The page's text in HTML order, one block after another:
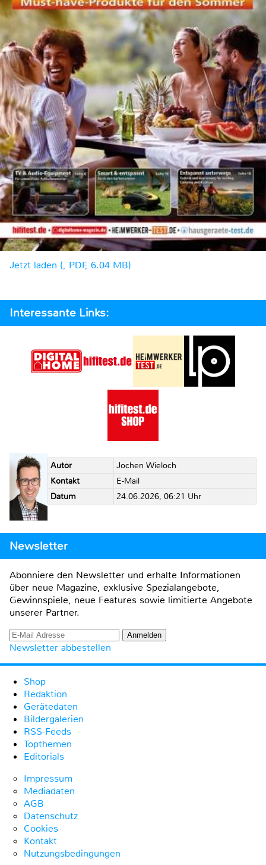
Jetzt laden (, PDF, 6.04 MB)
Interessante Links:
Autor
Jochen Wieloch
Kontakt
E-Mail
Datum
24.06.2026, 06:21 Uhr
Newsletter
Abonniere den Newsletter und erhalte Informationen
über neue Magazine, exklusive Spezialangebote,
Gewinnspiele, neue Features sowie limitierte Angebote
unserer Partner.
Newsletter abbestellen
Shop
Redaktion
Gerätedaten
Bildergalerien
RSS-Feeds
Topthemen
Editorials
Impressum
Mediadaten
AGB
Datenschutz
Cookies
Kontakt
Nutzungsbedingungen